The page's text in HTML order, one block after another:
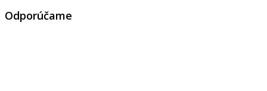
Odporúčame